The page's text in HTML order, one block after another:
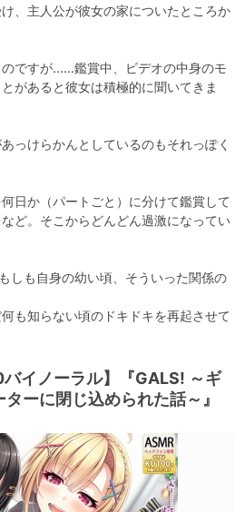
、主人公が彼女の家についたところか
ですが……鑑賞中、ビデオの中身のモ
があると彼女は積極的に聞いてきま
っけらかんとしているのもそれっぽく
日か（パートごと）に分けて鑑賞して
ど。そこからどんどん過激になってい
しも自身の幼い頃、そういった関係の
も知らない頃のドキドキを再起させて
バイノーラル】『GALS! ～ギ
ーに閉じ込められた話～』